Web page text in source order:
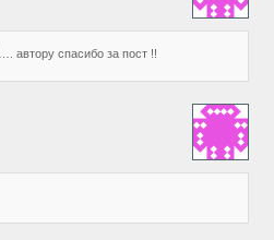
автору спасибо за пост !!